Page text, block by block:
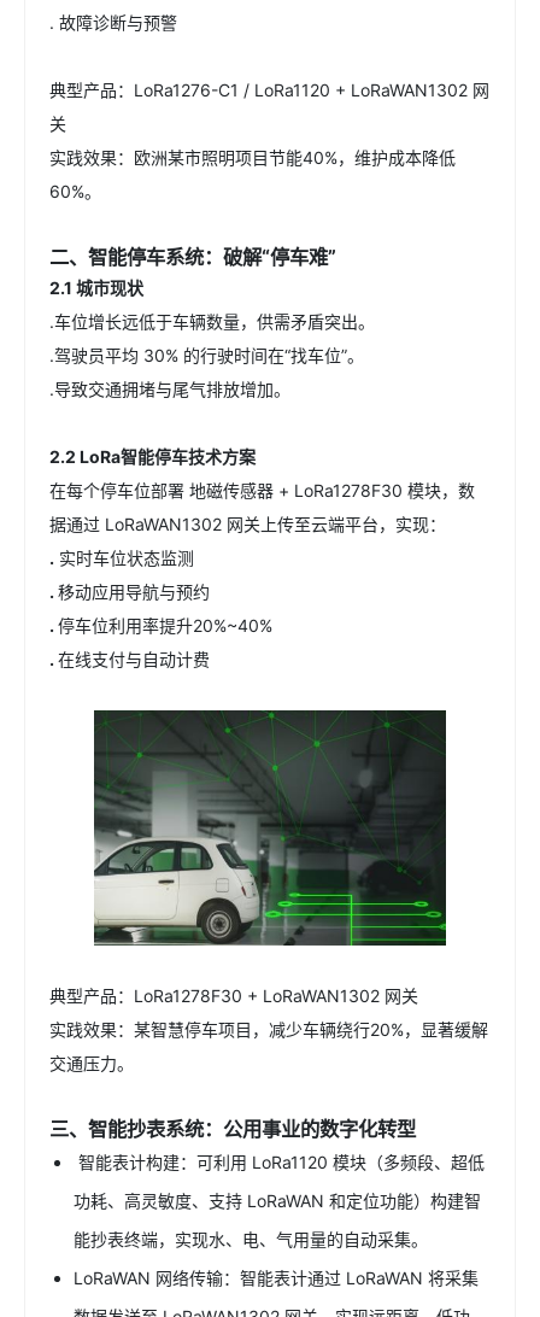
. 故障诊断与预警
典型产品：LoRa1276-C1 / LoRa1120 + LoRaWAN1302 网
关
实践效果：欧洲某市照明项目节能40%，维护成本降低
60%。
二、智能停车系统：破解“停车难”
2.1 城市现状
.车位增长远低于车辆数量，供需矛盾突出。
.驾驶员平均 30% 的行驶时间在“找车位”。
.导致交通拥堵与尾气排放增加。
2.2 LoRa智能停车技术方案
在每个停车位部署 地磁传感器 + LoRa1278F30 模块，数
据通过 LoRaWAN1302 网关上传至云端平台，实现：
. 实时车位状态监测
. 移动应用导航与预约
. 停车位利用率提升20%~40%
. 在线支付与自动计费
典型产品：LoRa1278F30 + LoRaWAN1302 网关
实践效果：某智慧停车项目，减少车辆绕行20%，显著缓解
交通压力。
三、智能抄表系统：公用事业的数字化转型
智能表计构建：可利用 LoRa1120 模块（多频段、超低
功耗、高灵敏度、支持 LoRaWAN 和定位功能）构建智
能抄表终端，实现水、电、气用量的自动采集。
LoRaWAN 网络传输：智能表计通过 LoRaWAN 将采集